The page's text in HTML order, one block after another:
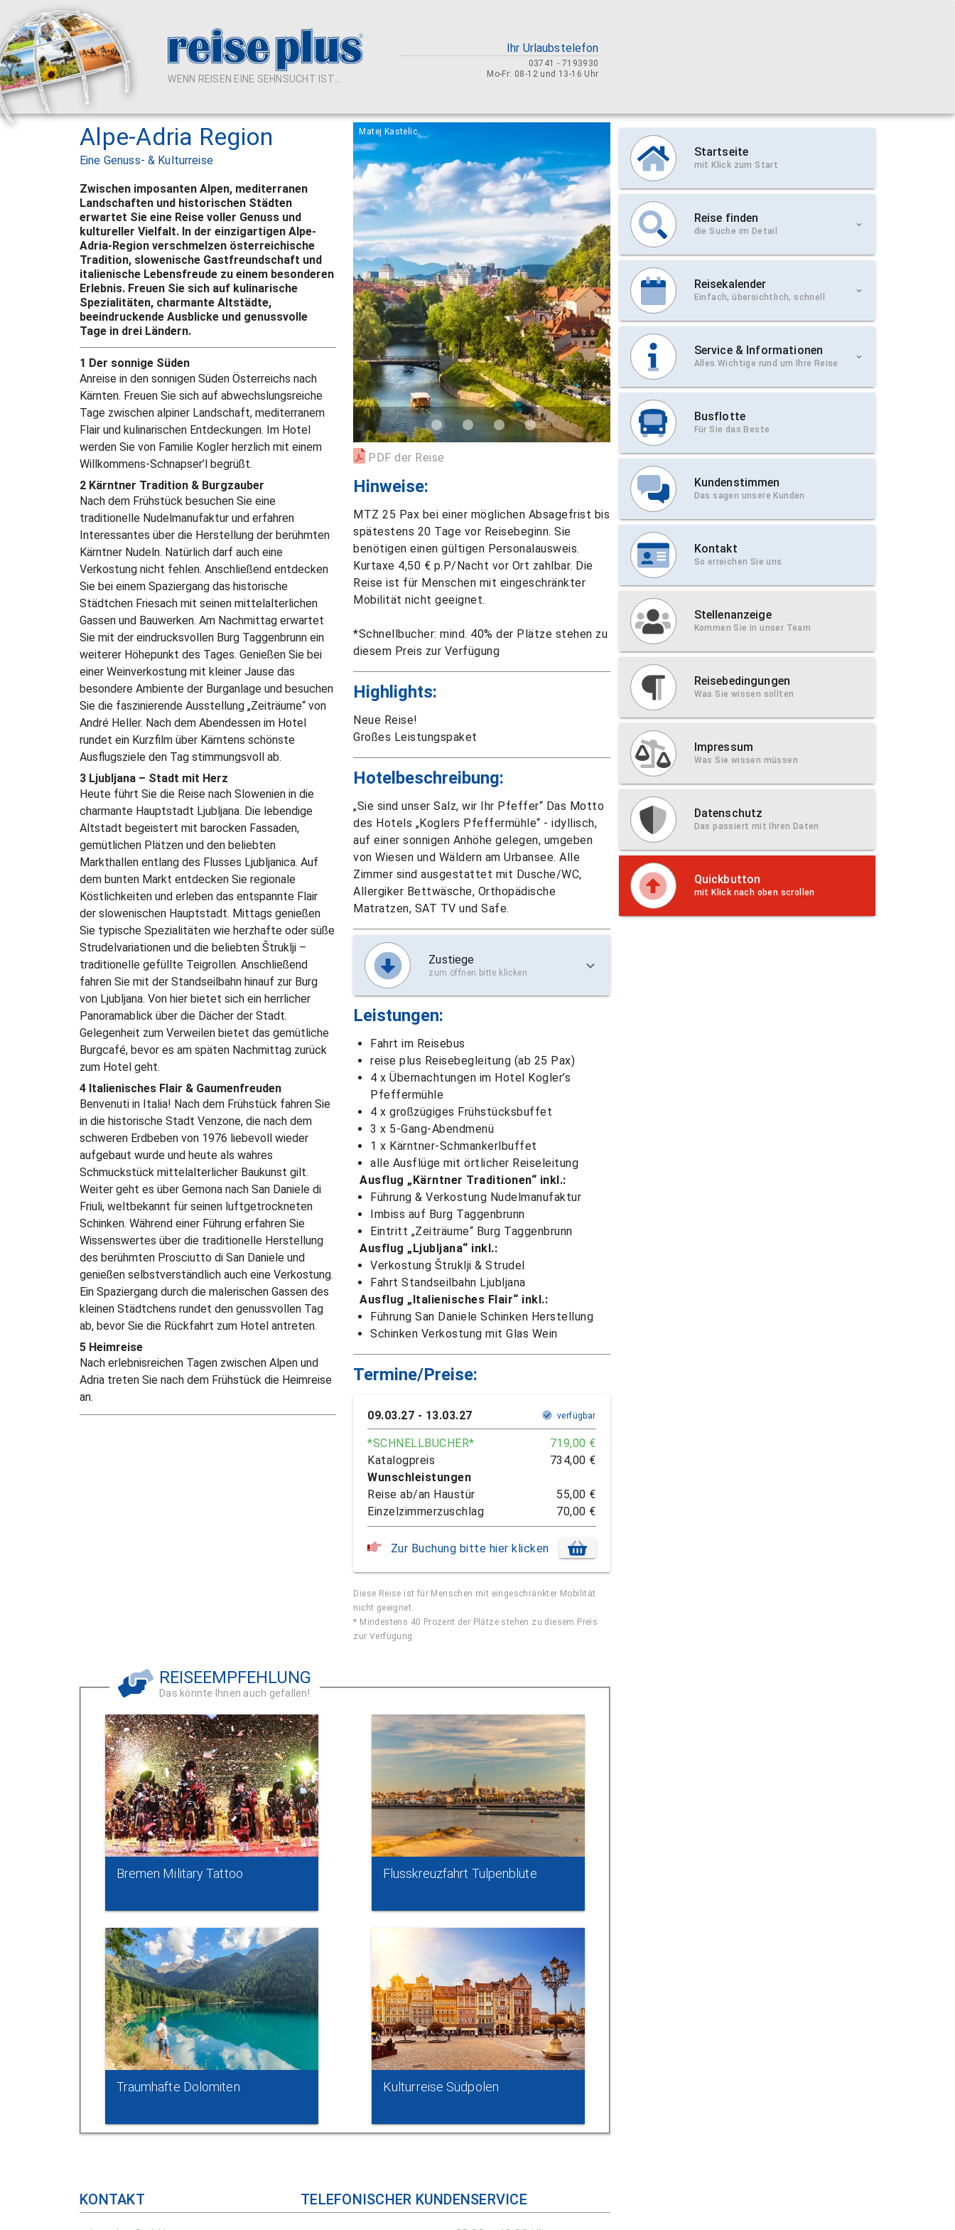
WENN REISEN EINE SEHNSUCHT IST...
Ihr Urlaubstelefon
03741 - 7193930
Mo-Fr: 08-12 und 13-16 Uhr
Alpe-Adria Region
Eine Genuss- & Kulturreise
Zwischen imposanten Alpen, mediterranen
Landschaften und historischen Städten
erwartet Sie eine Reise voller Genuss und
kultureller Vielfalt. In der einzigartigen Alpe-
Adria-Region verschmelzen österreichische
Tradition, slowenische Gastfreundschaft und
italienische Lebensfreude zu einem besonderen
Erlebnis. Freuen Sie sich auf kulinarische
Spezialitäten, charmante Altstädte,
beeindruckende Ausblicke und genussvolle
Tage in drei Ländern.
1 Der sonnige Süden
Anreise in den sonnigen Süden Österreichs nach
Kärnten. Freuen Sie sich auf abwechslungsreiche
Tage zwischen alpiner Landschaft, mediterranem
Flair und kulinarischen Entdeckungen. Im Hotel
werden Sie von Familie Kogler herzlich mit einem
Willkommens-Schnapser’l begrüßt.
2 Kärntner Tradition & Burgzauber
Nach dem Frühstück besuchen Sie eine
traditionelle Nudelmanufaktur und erfahren
Interessantes über die Herstellung der berühmten
Kärntner Nudeln. Natürlich darf auch eine
Verkostung nicht fehlen. Anschließend entdecken
Sie bei einem Spaziergang das historische
Städtchen Friesach mit seinen mittelalterlichen
Gassen und Bauwerken. Am Nachmittag erwartet
Sie mit der eindrucksvollen Burg Taggenbrunn ein
weiterer Höhepunkt des Tages. Genießen Sie bei
einer Weinverkostung mit kleiner Jause das
besondere Ambiente der Burganlage und besuchen
Sie die faszinierende Ausstellung „Zeiträume“ von
André Heller. Nach dem Abendessen im Hotel
rundet ein Kurzfilm über Kärntens schönste
Ausflugsziele den Tag stimmungsvoll ab.
3 Ljubljana – Stadt mit Herz
Heute führt Sie die Reise nach Slowenien in die
charmante Hauptstadt Ljubljana. Die lebendige
Altstadt begeistert mit barocken Fassaden,
gemütlichen Plätzen und den beliebten
Markthallen entlang des Flusses Ljubljanica. Auf
dem bunten Markt entdecken Sie regionale
Köstlichkeiten und erleben das entspannte Flair
der slowenischen Hauptstadt. Mittags genießen
Sie typische Spezialitäten wie herzhafte oder süße
Strudelvariationen und die beliebten Štruklji –
traditionelle gefüllte Teigrollen. Anschließend
fahren Sie mit der Standseilbahn hinauf zur Burg
von Ljubljana. Von hier bietet sich ein herrlicher
Panoramablick über die Dächer der Stadt.
Gelegenheit zum Verweilen bietet das gemütliche
Burgcafé, bevor es am späten Nachmittag zurück
zum Hotel geht.
4 Italienisches Flair & Gaumenfreuden
Benvenuti in Italia! Nach dem Frühstück fahren Sie
in die historische Stadt Venzone, die nach dem
schweren Erdbeben von 1976 liebevoll wieder
aufgebaut wurde und heute als wahres
Schmuckstück mittelalterlicher Baukunst gilt.
Weiter geht es über Gemona nach San Daniele di
Friuli, weltbekannt für seinen luftgetrockneten
Schinken. Während einer Führung erfahren Sie
Wissenswertes über die traditionelle Herstellung
des berühmten Prosciutto di San Daniele und
genießen selbstverständlich auch eine Verkostung.
Ein Spaziergang durch die malerischen Gassen des
kleinen Städtchens rundet den genussvollen Tag
ab, bevor Sie die Rückfahrt zum Hotel antreten.
5 Heimreise
Nach erlebnisreichen Tagen zwischen Alpen und
Adria treten Sie nach dem Frühstück die Heimreise
an.
Matej Kastelic
PDF der Reise
Hinweise:
MTZ 25 Pax bei einer möglichen Absagefrist bis
spätestens 20 Tage vor Reisebeginn. Sie
benötigen einen gültigen Personalausweis.
Kurtaxe 4,50 € p.P/Nacht vor Ort zahlbar. Die
Reise ist für Menschen mit eingeschränkter
Mobilität nicht geeignet.
*Schnellbucher: mind. 40% der Plätze stehen zu
diesem Preis zur Verfügung
Highlights:
Neue Reise!
Großes Leistungspaket
Hotelbeschreibung:
„Sie sind unser Salz, wir Ihr Pfeffer“ Das Motto
des Hotels „Koglers Pfeffermühle“ - idyllisch,
auf einer sonnigen Anhöhe gelegen, umgeben
von Wiesen und Wäldern am Urbansee. Alle
Zimmer sind ausgestattet mit Dusche/WC,
Allergiker Bettwäsche, Orthopädische
Matratzen, SAT TV und Safe.
Zustiege
zum öffnen bitte klicken
Leistungen:
Fahrt im Reisebus
reise plus Reisebegleitung (ab 25 Pax)
4 x Übernachtungen im Hotel Kogler’s
Pfeffermühle
4 x großzügiges Frühstücksbuffet
3 x 5-Gang-Abendmenü
1 x Kärntner-Schmankerlbuffet
alle Ausflüge mit örtlicher Reiseleitung
Ausflug „Kärntner Traditionen“ inkl.:
Führung & Verkostung Nudelmanufaktur
Imbiss auf Burg Taggenbrunn
Eintritt „Zeiträume“ Burg Taggenbrunn
Ausflug „Ljubljana“ inkl.:
Verkostung Štruklji & Strudel
Fahrt Standseilbahn Ljubljana
Ausflug „Italienisches Flair“ inkl.:
Führung San Daniele Schinken Herstellung
Schinken Verkostung mit Glas Wein
Termine/Preise:
09.03.27 - 13.03.27 verfügbar
*SCHNELLBUCHER*
719,00 €
Katalogpreis
734,00 €
Wunschleistungen
Reise ab/an Haustür
55,00 €
Einzelzimmerzuschlag
70,00 €
Zur Buchung bitte hier klicken
Diese Reise ist für Menschen mit eingeschränkter Mobilität
nicht geeignet.
* Mindestens 40 Prozent der Plätze stehen zu diesem Preis
zur Verfügung.
REISEEMPFEHLUNG
Das könnte Ihnen auch gefallen!
Bremen Military Tattoo Flusskreuzfahrt Tulpenblüte
Traumhafte Dolomiten Kulturreise Südpolen
KONTAKT TELEFONISCHER KUNDENSERVICE
Startseite
mit Klick zum Start
Reise finden
die Suche im Detail
Reisekalender
Einfach, übersichtlich, schnell
Service & Informationen
Alles Wichtige rund um Ihre Reise
Busflotte
Für Sie das Beste
Kundenstimmen
Das sagen unsere Kunden
Kontakt
So erreichen Sie uns
Stellenanzeige
Kommen Sie in unser Team
Reisebedingungen
Was Sie wissen sollten
Impressum
Was Sie wissen müssen
Datenschutz
Das passiert mit Ihren Daten
Quickbutton
mit Klick nach oben scrollen